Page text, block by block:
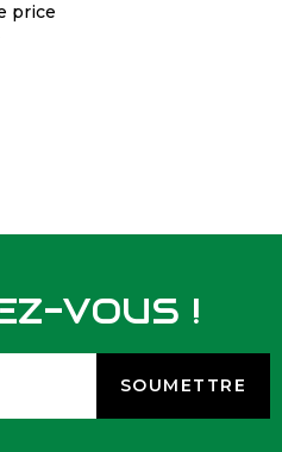
price
VOUS !